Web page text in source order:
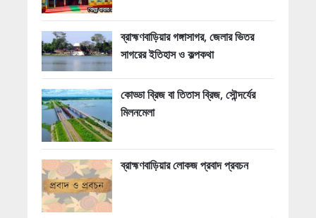
ব্রাহ্মণবাড়িয়ার গঙ্গাসাগর, জেলার ভিতর
সাগরের ইতিহাস ও কল্পকথা
কোড্ডা ব্রিজ বা তিতাস ব্রিজ, সৌন্দর্যের
মিলনমেলা
ব্রাহ্মণবাড়িয়ার লোকজ প্রবাদ প্রবচন